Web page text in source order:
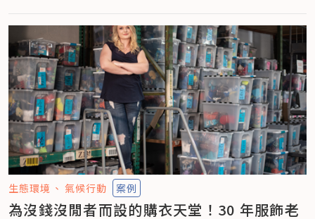
生態環境 氣候行動 案例
為沒錢沒閒者而設的購衣天堂！30 年服飾老